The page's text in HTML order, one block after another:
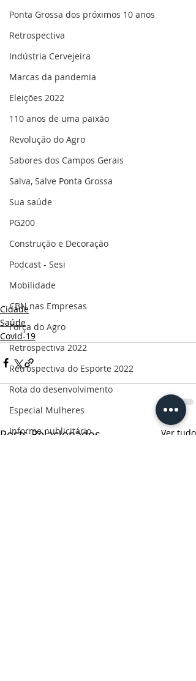
Ponta Grossa dos próximos 10 anos
Retrospectiva
Indústria Cervejeira
Marcas da pandemia
Eleições 2022
110 anos de uma paixão
Revolução do Agro
Sabores dos Campos Gerais
Salva, Salve Ponta Grossa
Sua saúde
PG200
Construção e Decoração
Podcast - Sesi
Mobilidade
CBN nas Empresas
Força do Agro
Retrospectiva 2022
Retrospectiva do Esporte 2022
Rota do desenvolvimento
Especial Mulheres
Informe publicitário
Cidade
Saúde
Covid-19
Posts Relacionados Ver tudo